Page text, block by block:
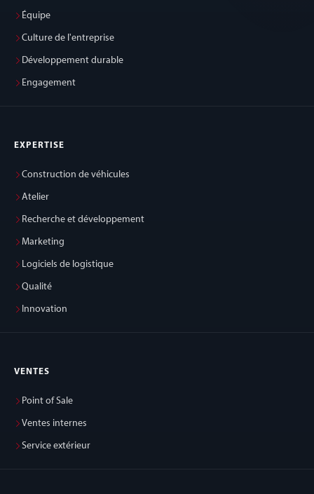
Équipe
Culture de l'entreprise
Développement durable
Engagement
EXPERTISE
Construction de véhicules
Atelier
Recherche et développement
Marketing
Logiciels de logistique
Qualité
Innovation
VENTES
Point of Sale
Ventes internes
Service extérieur